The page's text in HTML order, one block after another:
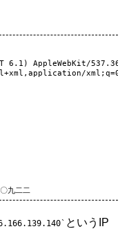
6.1) AppleWebKit/537.36
というIP